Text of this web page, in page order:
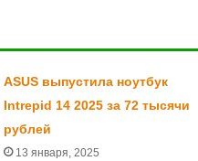
ASUS выпустила ноутбук
Intrepid 14 2025 за 72 тысячи
рублей
13 января, 2025